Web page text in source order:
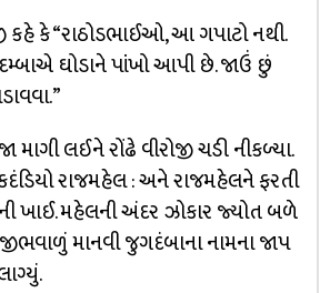
કહે કે “રાઠોડભાઈઓ, આ ગપાટો નથી.
ઘોડાને પાંખો આપી છે. જાઉં છું
માગી લઈને રોંઢે વીરોજી ચડી નીકળ્યા.
રાજમહેલ : અને રાજમહેલને ફરતી
ખાઈ. મહેલની અંદર ઝોકાર જ્યોત બળે
માનવી જુગદંબાના નામના જાપ